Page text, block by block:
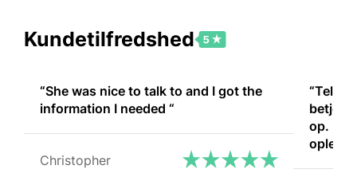
Kundetilfredshed
“She was nice to talk to and I got the
information I needed “
Christopher
op. En